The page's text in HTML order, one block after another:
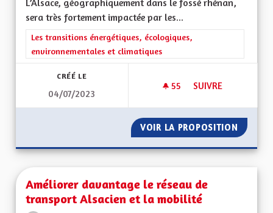
L’Alsace, géographiquement dans le fossé rhénan,
sera très fortement impactée par les...
Filtrer les résultats de la catégorie : Les transitions
Les transitions énergétiques, écologiques,
environnementales et climatiques
CRÉÉ LE
04/07/2023
55 55 ABONNÉS
SUIVRE
VOIR LA PROPOSITION
Améliorer davantage le réseau de
transport Alsacien et la mobilité